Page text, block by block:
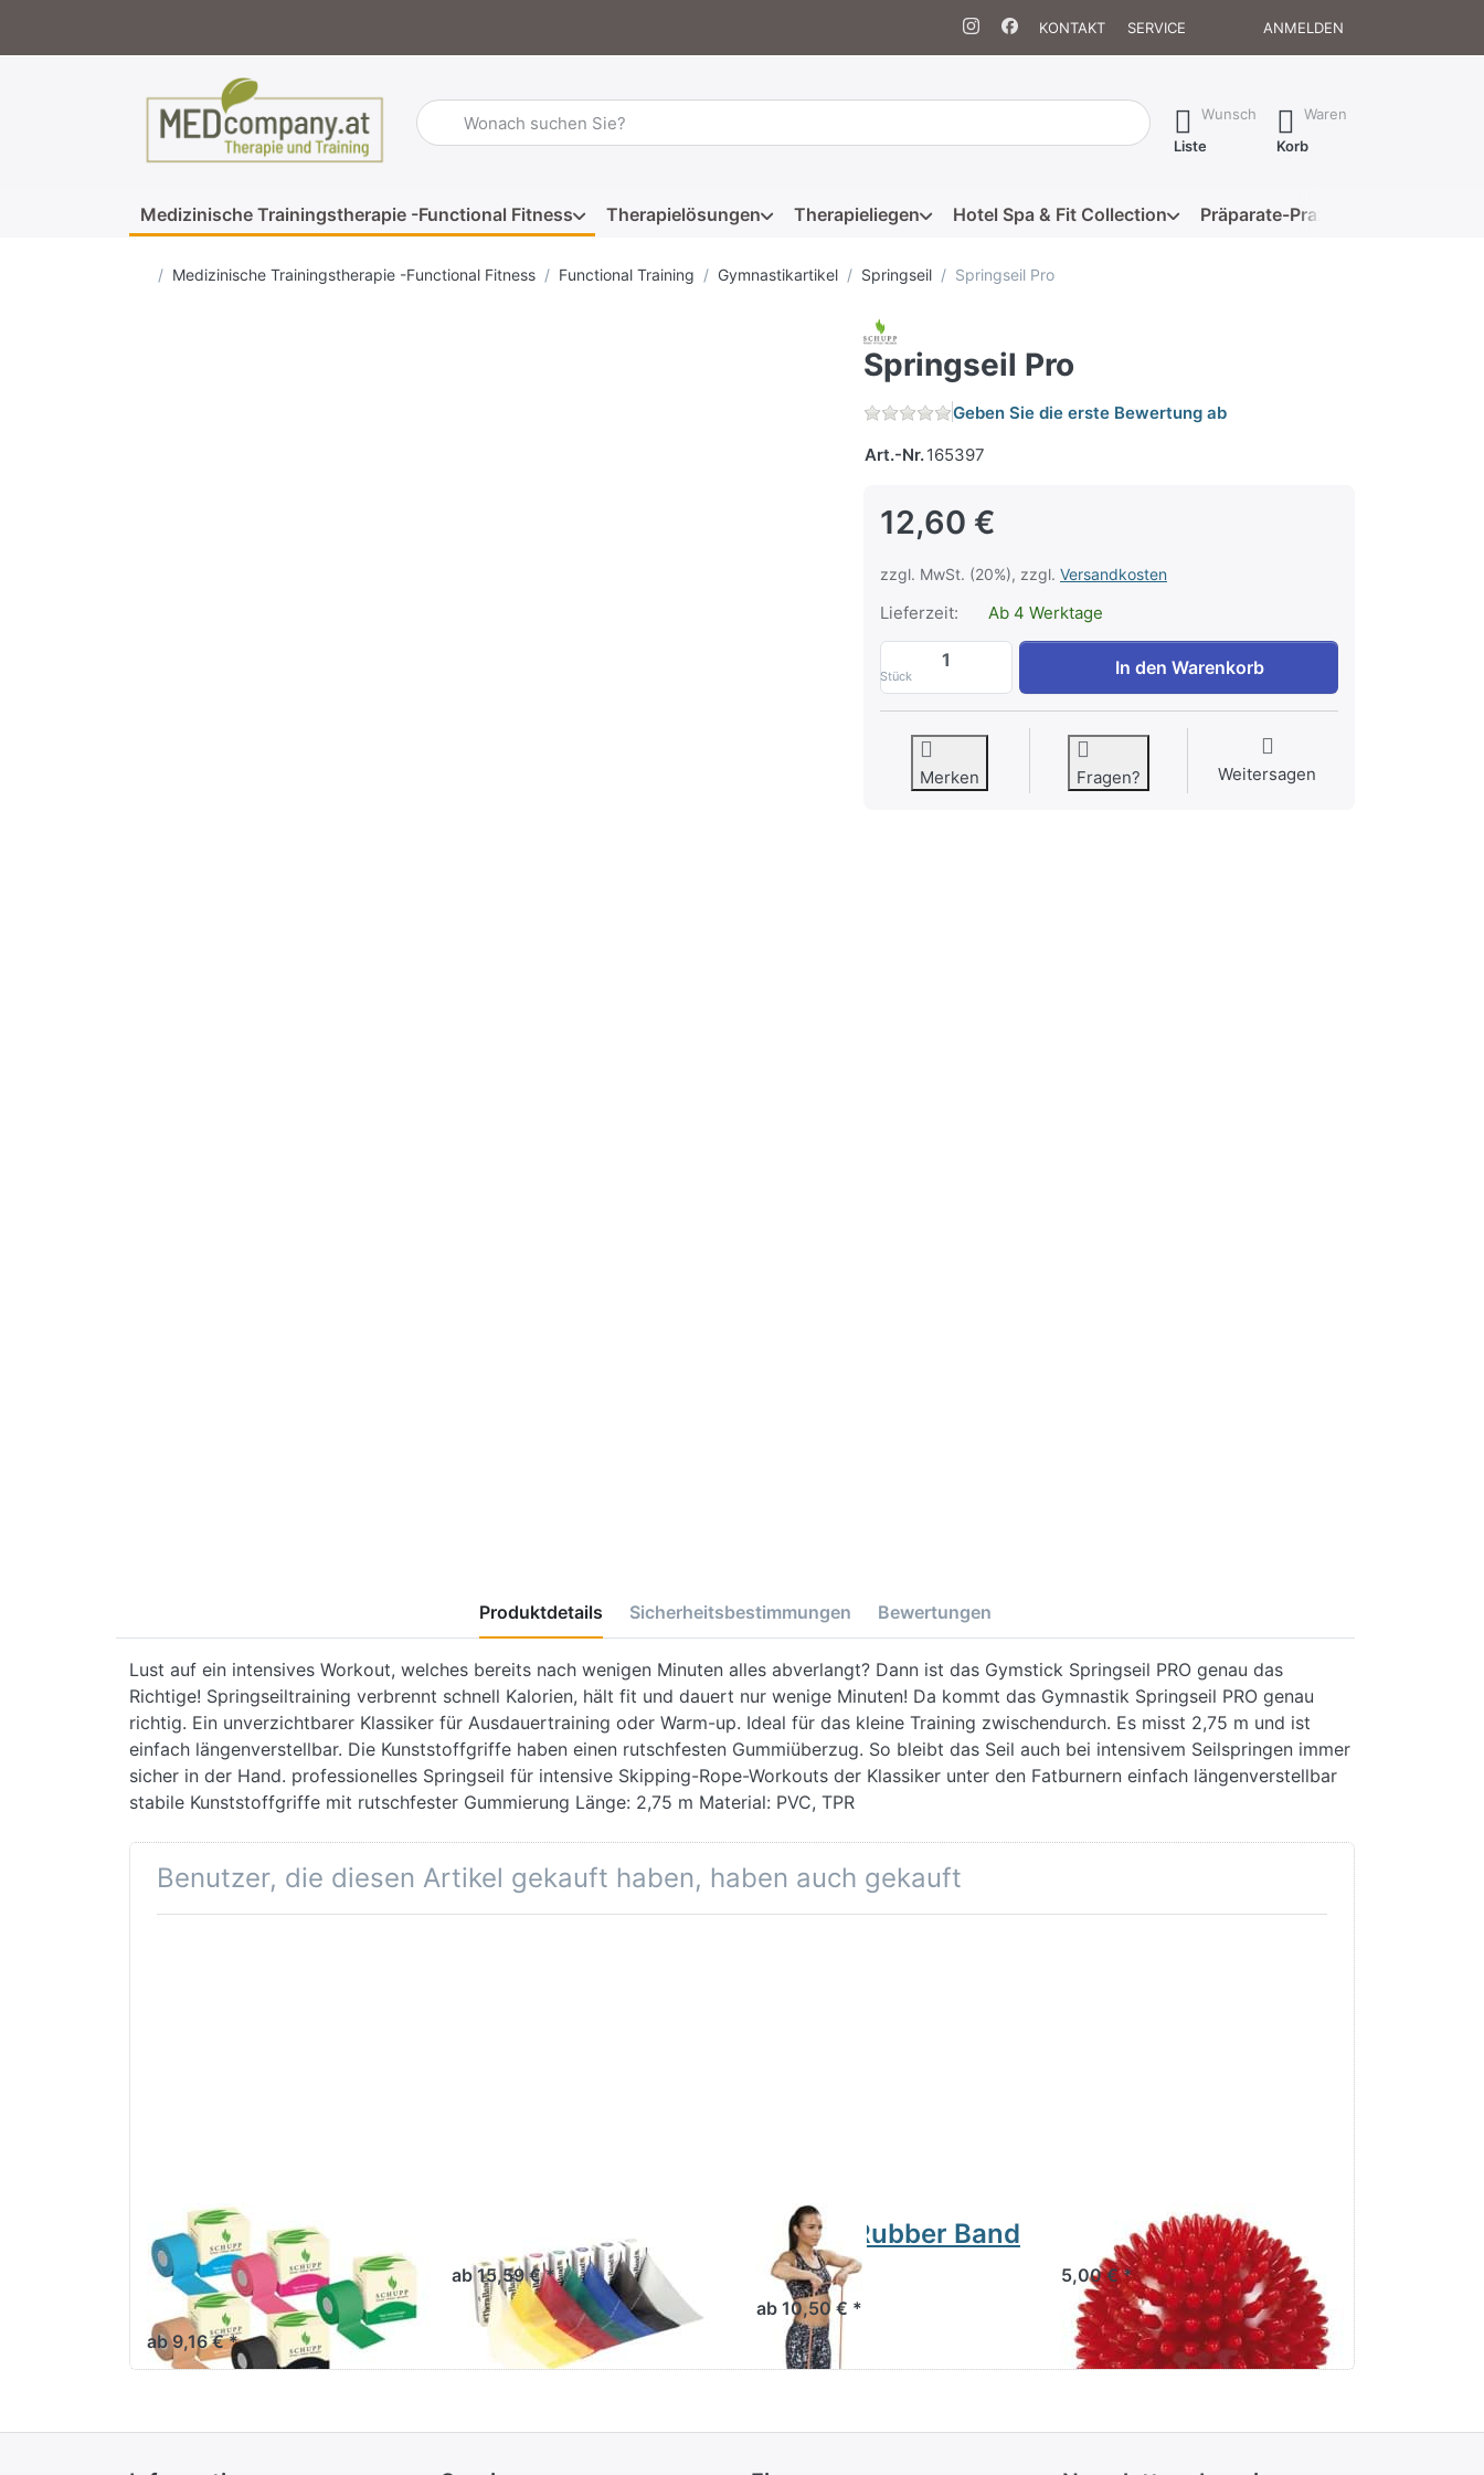
KONTAKT SERVICE ANMELDEN
Geben Sie einen Suchbegriff ein. Während Sie tippen, erscheinen automatisch erste Ergebnisse. Drücken Sie die Eingabetaste, um alle
Wunsch
Liste
Waren
Korb
Medizinische Trainingstherapie -Functional Fitness Therapielösungen Therapieliegen Hotel Spa & Fit Collection Präparate-Praxis
Startseite
Medizinische Trainingstherapie -Functional Fitness Functional Training Gymnastikartikel Springseil Springseil Pro
Springseil Pro
Geben Sie die erste Bewertung ab
Art.-Nr.165397
12,60 €
zzgl. MwSt. (20%), zzgl. Versandkosten
Lieferzeit: Ab 4 Werktage
Stück
Springseil Pro zu 12,60 €, Menge 1.
In den Warenkorb
Merken Fragen? Weitersagen
Produktdetails Sicherheitsbestimmungen Bewertungen
Lust auf ein intensives Workout, welches bereits nach wenigen Minuten alles abverlangt? Dann ist das Gymstick Springseil PRO genau das
Richtige! Springseiltraining verbrennt schnell Kalorien, hält fit und dauert nur wenige Minuten! Da kommt das Gymnastik Springseil PRO genau
richtig. Ein unverzichtbarer Klassiker für Ausdauertraining oder Warm-up. Ideal für das kleine Training zwischendurch. Es misst 2,75 m und ist
einfach längenverstellbar. Die Kunststoffgriffe haben einen rutschfesten Gummiüberzug. So bleibt das Seil auch bei intensivem Seilspringen immer
sicher in der Hand. professionelles Springseil für intensive Skipping-Rope-Workouts der Klassiker unter den Fatburnern einfach längenverstellbar
stabile Kunststoffgriffe mit rutschfester Gummierung Länge: 2,75 m Material: PVC, TPR
Benutzer, die diesen Artikel gekauft haben, haben auch gekauft
Schupp Kinesiologie
Tape Rolle MD 5cm-
5m
ab 9,16 € *
Theraband 5,5m
ab 15,59 € *
Trendy Rubber Band
X
ab 10,50 € *
Igelball 9cm rot
5,00 € *